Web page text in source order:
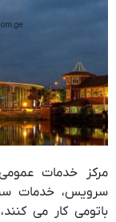
مرکز خدمات
سرویس، خدمات